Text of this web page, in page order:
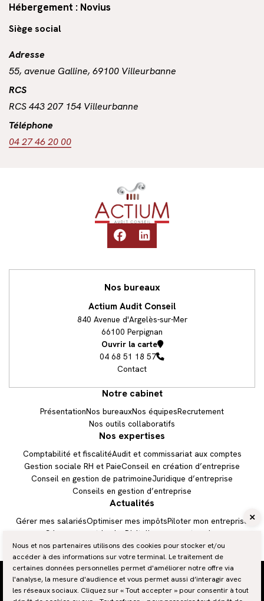
Être rappelé
04 68 51 18 57
Nous contacter
Hébergement : Novius
Siège social
Adresse
55, avenue Galline, 69100 Villeurbanne
RCS
RCS 443 207 154 Villeurbanne
Téléphone
04 27 46 20 00
Accueil
facebook
linkedin
Nos bureaux
Actium Audit Conseil
840 Avenue d'Argelès-sur-Mer
66100 Perpignan
Ouvrir la carte
04 68 51 18 57
Contact
Notre cabinet
PrésentationNos bureauxNos équipesRecrutement
Nos outils collaboratifs
Nos expertises
Comptabilité et fiscalitéAudit et commissariat aux comptes
Gestion sociale RH et PaieConseil en création d’entreprise
Conseil en gestion de patrimoineJuridique d’entreprise
Conseils en gestion d’entreprise
Actualités
Gérer mes salariésOptimiser mes impôtsPiloter mon entreprise
Gérer mon patrimoine Digitaliser mon entreprise
Plan du site
Mentions légales et RGPD
Nous et nos partenaires utilisons des cookies pour stocker et/ou
accéder à des informations sur votre terminal. Le traitement de
certaines données personnelles permet d'améliorer notre offre via
l'analyse, la mesure d'audience et vous permet aussi d’interagir avec
les réseaux sociaux. Cliquez sur « Tout accepter » pour consentir à tout